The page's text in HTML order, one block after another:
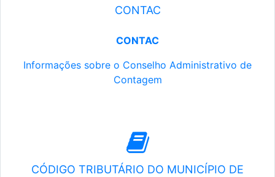
CONTAC
CONTAC
Informações sobre o Conselho Administrativo de
Contagem
CÓDIGO TRIBUTÁRIO DO MUNICÍPIO DE